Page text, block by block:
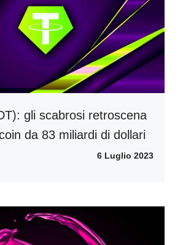
gli scabrosi retroscena
da 83 miliardi di dollari
6 Luglio 2023